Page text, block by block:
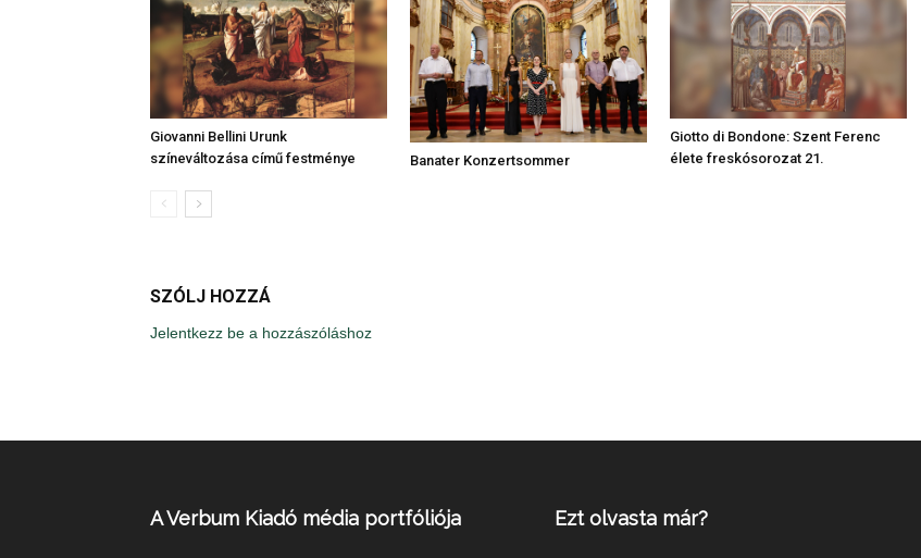
Giovanni Bellini Urunk
színeváltozása című festménye
Banater Konzertsommer
Giotto di Bondone: Szent Ferenc
élete freskósorozat 21.
SZÓLJ HOZZÁ
Jelentkezz be a hozzászóláshoz
A Verbum Kiadó média portfóliója Ezt olvasta már?